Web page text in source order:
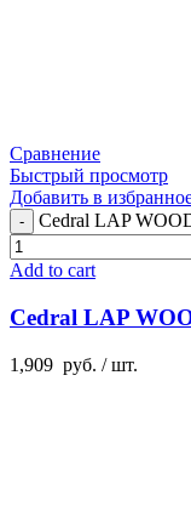
Сравнение
Быстрый просмотр
Добавить в
Cedral LAP
Add to cart
Cedral LAP
1,909 руб. / шт.